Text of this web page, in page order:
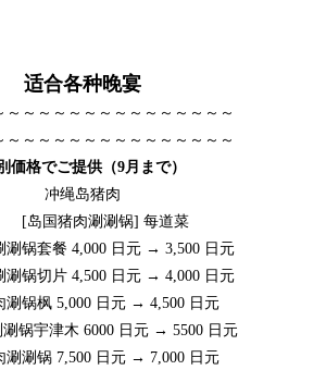
适合各种晚宴
～～～～～～～～～～～～～～～
～～～～～～～～～～～～～～～
価格でご提供（9月まで）
冲绳岛猪肉
国猪肉涮涮锅] 每道菜
涮锅套餐 4,000 日元 → 3,500 日元
涮锅切片 4,500 日元 → 4,000 日元
涮锅枫 5,000 日元 → 4,500 日元
涮锅宇津木 6000 日元 → 5500 日元
涮涮锅 7,500 日元 → 7,000 日元